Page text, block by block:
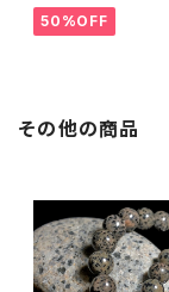
50%OFF
その他の商品